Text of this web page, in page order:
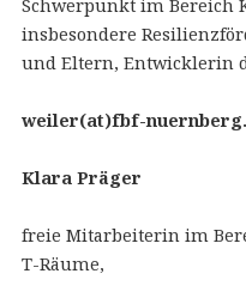
Schwerpunkt im Bereich
insbesondere
und Eltern, Entwicklerin
weiler(at)fbf-
Klara Präger
freie Mitarbeiterin im
T-Räume,